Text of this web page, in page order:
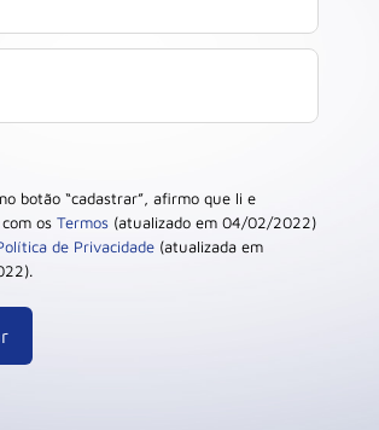
botão “cadastrar”, afirmo que li e
os Termos (atualizado em 04/02/2022)
de Privacidade (atualizada em